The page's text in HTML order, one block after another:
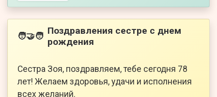
🧑‍🤝‍🧑 Поздравления сестре с днем
рождения
Сестра Зоя, поздравляем, тебе сегодня 78
лет! Желаем здоровья, удачи и исполнения
всех желаний.